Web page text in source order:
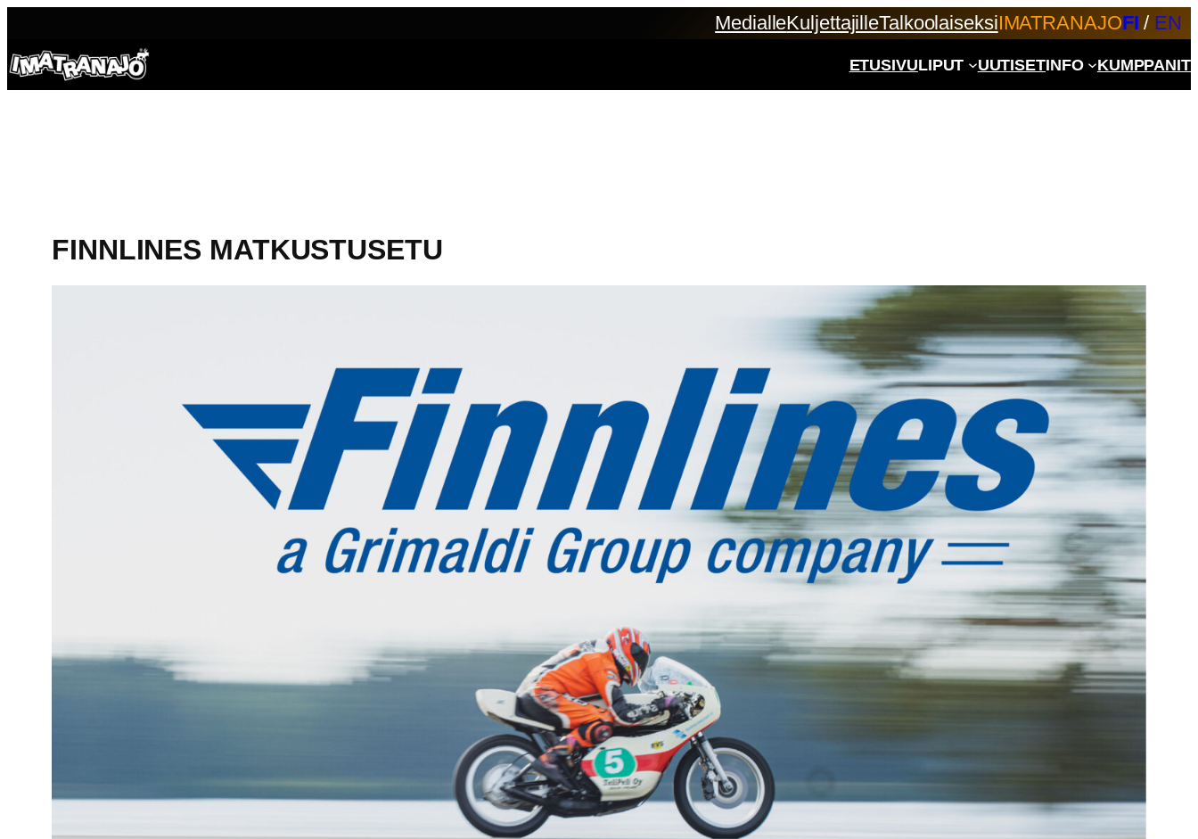
MedialleKuljettajilleTalkoolaiseksiIMATRANAJOFI / EN
ETUSIVULIPUT UUTISETINFO KUMPPANIT
FINNLINES MATKUSTUSETU